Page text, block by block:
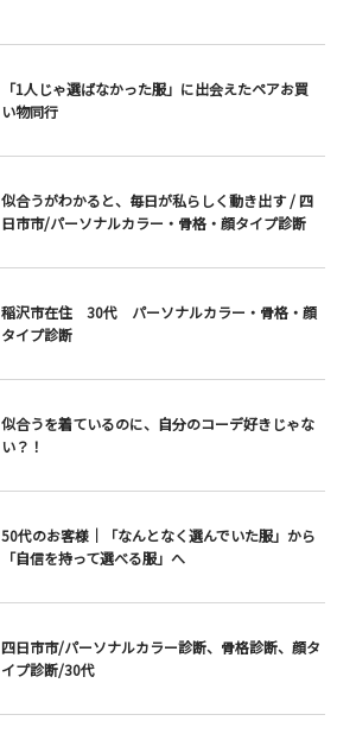
「1人じゃ選ばなかった服」に出会えたペアお買
い物同行
似合うがわかると、毎日が私らしく動き出す / 四
日市市/パーソナルカラー・骨格・顔タイプ診断
稲沢市在住 30代 パーソナルカラー・骨格・顔
タイプ診断
似合うを着ているのに、自分のコーデ好きじゃな
い？！
50代のお客様｜「なんとなく選んでいた服」から
「自信を持って選べる服」へ
四日市市/パーソナルカラー診断、骨格診断、顔タ
イプ診断/30代